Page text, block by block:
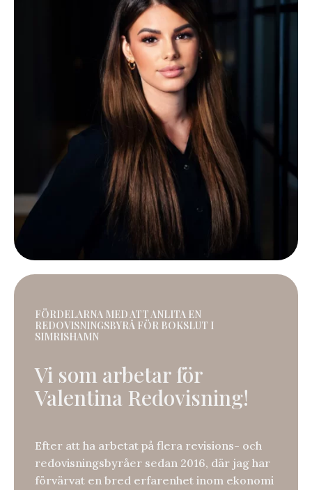
FÖRDELARNA MED ATT ANLITA EN
REDOVISNINGSBYRÅ FÖR BOKSLUT I
SIMRISHAMN
Vi som arbetar för
Valentina Redovisning!
Efter att ha arbetat på flera revisions- och
redovisningsbyråer sedan 2016, där jag har
förvärvat en bred erfarenhet inom ekonomi